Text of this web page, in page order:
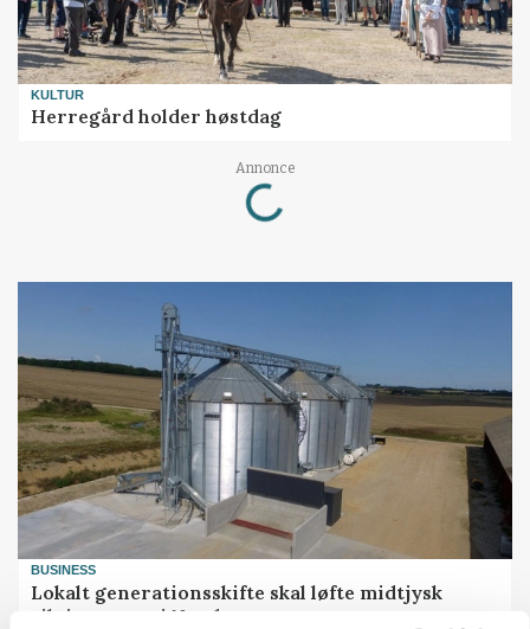
KULTUR
Herregård holder høstdag
Annonce
Loading...
BUSINESS
Lokalt generationsskifte skal løfte midtjysk
siloimportør i Norden